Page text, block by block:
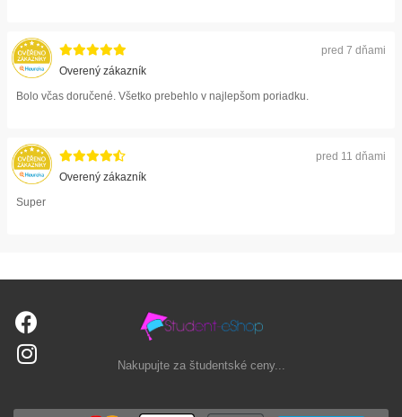
pred 7 dňami
Overený zákazník
Bolo včas doručené. Všetko prebehlo v najlepšom poriadku.
pred 11 dňami
Overený zákazník
Super
Nakupujte za študentské ceny...